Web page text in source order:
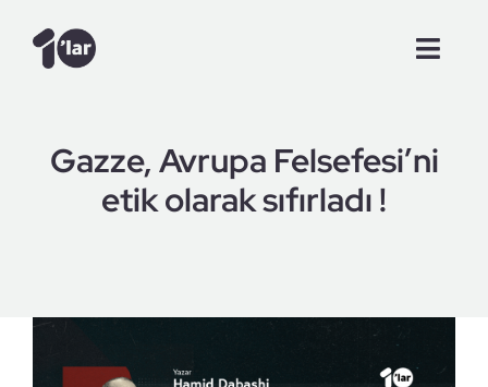
content
Röportajlar
Gazze, Avrupa Felsefesi’ni
etik olarak sıfırladı !